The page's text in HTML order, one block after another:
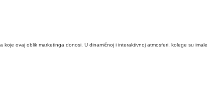
ovaj oblik marketinga donosi. U dinamičnoj i interaktivnoj atmosferi, kolege su imale